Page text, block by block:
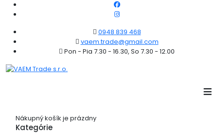
0948 839 468
vaem.trade@gmail.com
Pon - Pia 7.30 - 16.30, So 7.30 - 12.00
≡
Nákupný košík je prázdny
Kategórie